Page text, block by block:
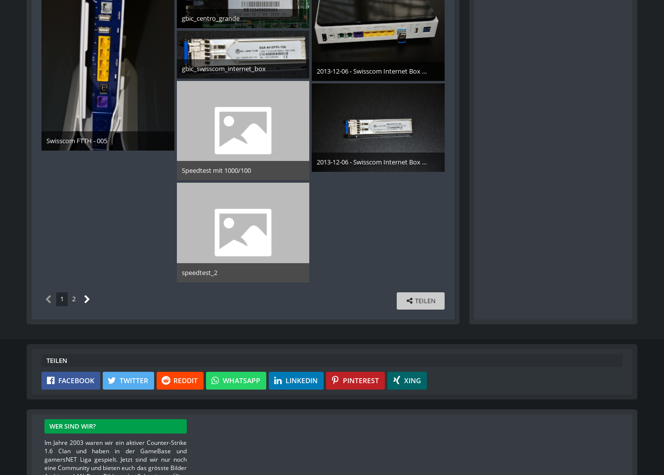
Swisscom FTTH - 005
15. November 2013
gbic_centro_grande
9. Dezember 2013
gbic_swisscom_internet_box
9. Dezember 2013
Speedtest mit 1000/100
speedtest_2
2013-12-06 - Swisscom Internet Box - 003
10. Januar 2014
2013-12-06 - Swisscom Internet Box - 004
10. Januar 2014
1 2 TEILEN
TEILEN
FACEBOOK TWITTER REDDIT WHATSAPP LINKEDIN PINTEREST XING
WER SIND WIR?
Im Jahre 2003 waren wir ein aktiver Counter-Strike
1.6 Clan und haben in der GameBase und
gamersNET Liga gespielt. Jetzt sind wir nur noch
eine Community und bieten euch das grösste Bilder